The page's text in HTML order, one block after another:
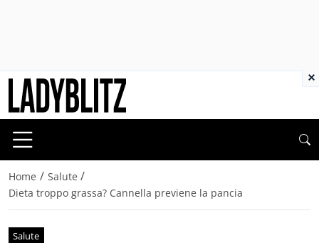
Home / Salute /
Dieta troppo grassa? Cannella previene la pancia
Salute
×